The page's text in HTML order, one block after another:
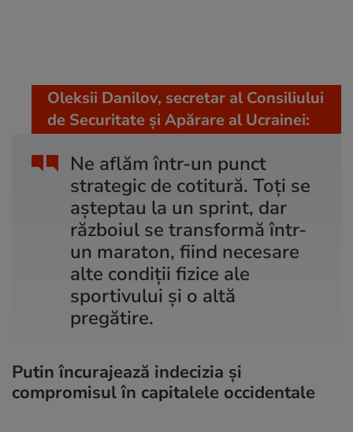
Ne aflăm într-un punct
strategic de cotitură. Toți se
așteptau la un sprint, dar
războiul se transformă într-
un maraton, fiind necesare
alte condiții fizice ale
sportivului și o altă
pregătire.
Oleksii Danilov, secretar al Consiliului
de Securitate și Apărare al Ucrainei:
Putin încurajează indecizia și
compromisul în capitalele occidentale